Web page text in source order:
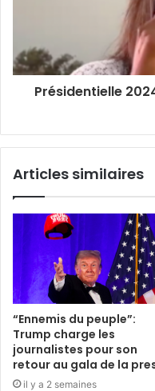
Présidentielle
Articles similaires
“Ennemis du peuple”:
Trump charge les
journalistes pour son
retour au gala de la
il y a 2 semaines